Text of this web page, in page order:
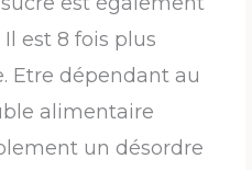
est 8 fois plus
Etre dépendant au
alimentaire
un désordre